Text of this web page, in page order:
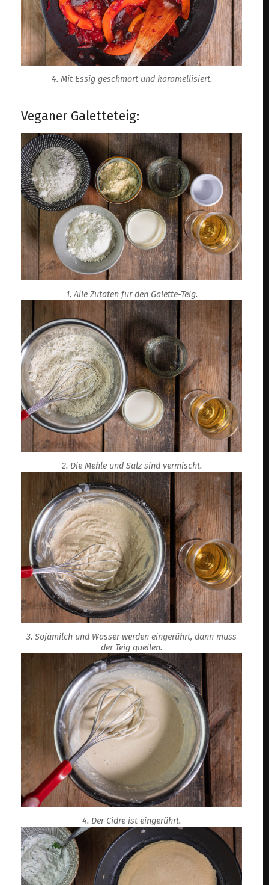
4. Mit Essig geschmort und karamellisiert.
Veganer Galetteteig:
1. Alle Zutaten für den Galette-Teig.
2. Die Mehle und Salz sind vermischt.
3. Sojamilch und Wasser werden eingerührt, dann muss
der Teig quellen.
4. Der Cidre ist eingerührt.